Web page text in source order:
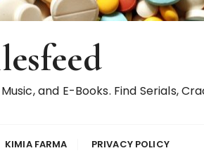
and E-Books. Find Serials,
KIMIA FARMA PRIVACY POLICY